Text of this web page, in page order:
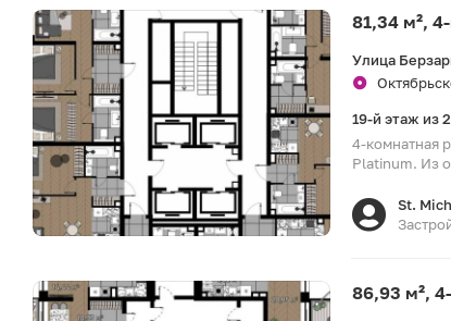
81,34 м²,
Улица
19-й этаж из
4-комнатная
Platinum. Из
St.
86,93 м²,